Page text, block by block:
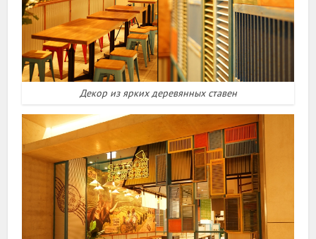
Декор из ярких деревянных ставен